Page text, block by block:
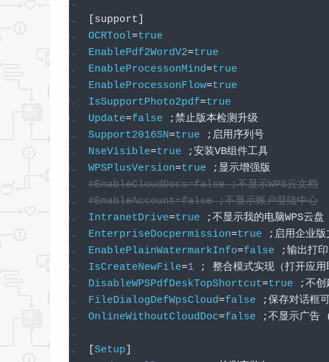
support
OCRTool=true
EnablePdf2WordV2=true
EnableProcessonMind=true
EnableProcessonFlow=true
IsSupportPhoto2pdf=true
Update=false
;禁止版本检测升级
Support2016SN=true
;启用序列号
NseVisible=true ;安装VB组件工具
WPSPlusVersion=true
;显示增强版
#EnableCloudDocs=false ;不显示WPS云文档
#EnableAccount=false ;不显示账户登陆中心
IntranetDrive=true ;不显示我的电脑WPS云盘
EnterpriseDocpermission=true
;启用企业版
EnablePlainWatermarkInfo=false
;输出打
IsCreateNewFile=1 ;
整合模式实现（打开应用
DisableWPSPdfDeskTopShortcut=true ;不创
FileDialogDefWpsCloud=false ;保存对话框
OnlineWithoutCloudDoc=false ;不显示广告
Setup